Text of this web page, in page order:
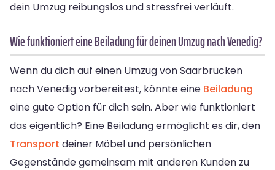
dein Umzug reibungslos und stressfrei verläuft.
Wie funktioniert eine Beiladung für deinen Umzug nach Venedig?
Wenn du dich auf einen Umzug von Saarbrücken
nach Venedig vorbereitest, könnte eine Beiladung
eine gute Option für dich sein. Aber wie funktioniert
das eigentlich? Eine Beiladung ermöglicht es dir, den
Transport deiner Möbel und persönlichen
Gegenstände gemeinsam mit anderen Kunden zu